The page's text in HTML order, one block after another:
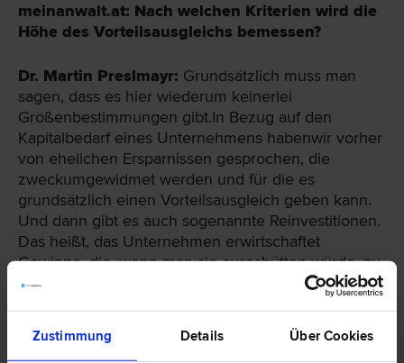
Zustimmung Details Über Cookies
meinanwalt.at: Nach welchen Kriterien wird die
Höhe des Vorteilsausgleichs bemessen?
Dr. Martin Preslmayr: Grundsätzlich muss man
sagen, dass es hier wiederum keinerlei
Größenbestimmungen gibt.In Bezug auf den
Kapitalbedarf eines Unternehmens habenwir vorher
von ehelichen Ersparnissen gesprochen, die
zweckumgewidmet werden und für die es
grundsätzlich einen Vorteilsausgleich geben kann.
Und dann gibt es auch sogenannte Reinvestitionen.
Das heißt, das Unternehmen erwirtschaftet
Gewinne, die, wenn man sie ausschütten würde, zu
ehelichen Ersparnissen führen würden, die dann
Wenn man sie aber nicht ausschüttet, dann bleiben